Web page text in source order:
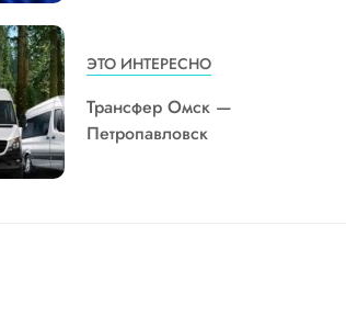
ЭТО ИНТЕРЕСНО
Трансфер Омск —
Петропавловск